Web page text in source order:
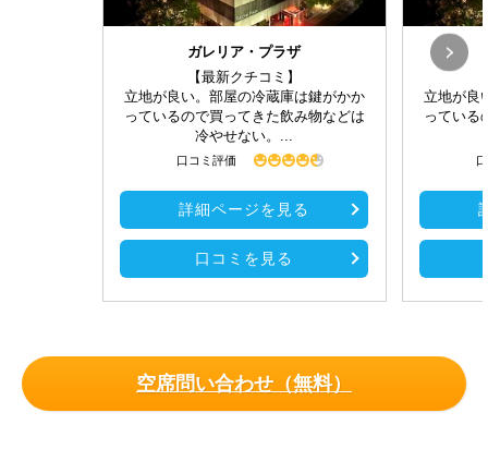
ガレリア・プラザ
【最新クチコミ】
立地が良い。部屋の冷蔵庫は鍵がかか
っているので買ってきた飲み物などは
冷やせない。...
口コミ評価
詳細ページを見る
口コミを見る
立地が良
っている
空席問い合わせ（無料）